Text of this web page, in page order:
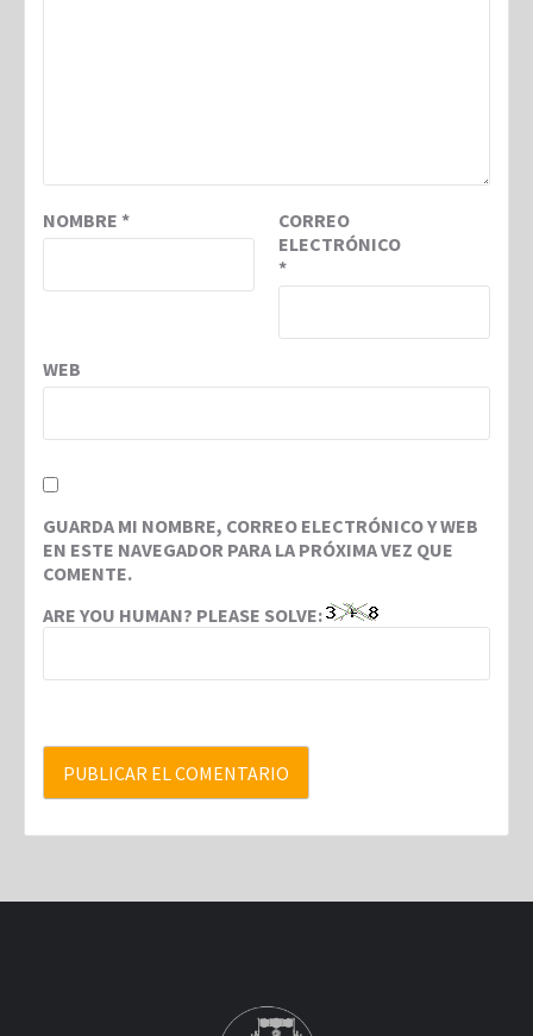
NOMBRE *
CORREO
ELECTRÓNICO
*
WEB
GUARDA MI NOMBRE, CORREO ELECTRÓNICO Y WEB
EN ESTE NAVEGADOR PARA LA PRÓXIMA VEZ QUE
COMENTE.
ARE YOU HUMAN? PLEASE SOLVE: